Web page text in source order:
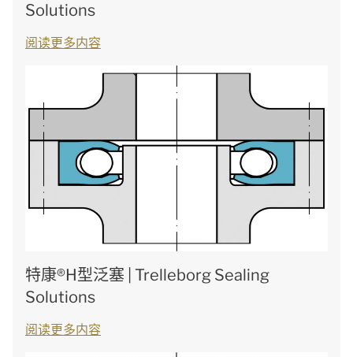
Solutions
阅读更多内容
特康®H型泛塞 | Trelleborg Sealing
Solutions
阅读更多内容